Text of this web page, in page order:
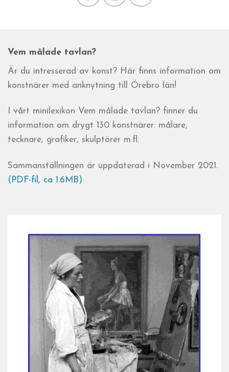
Vem målade tavlan?
Är du intresserad av konst? Här finns information om
konstnärer med anknytning till Örebro län!
I vårt minilexikon Vem målade tavlan? finner du
information om drygt 130 konstnärer: målare,
tecknare, grafiker, skulptörer m.fl.
Sammanställningen är uppdaterad i November 2021.
(PDF-fil, ca 1.6MB)